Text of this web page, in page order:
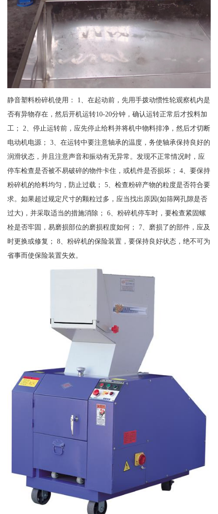
静音塑料粉碎机使用： 1、在起动前，先用手拨动惯性轮观察机内是
否有异物存在，然后开机运转10-20分钟，确认运转正常后才投料加
工； 2、停止运转前，应先停止给料并将机中物料排净，然后才切断
电动机电源； 3、在运转中要注意轴承的温度，务使轴承保持良好的
润滑状态，并且注意声音和振动有无异常。发现不正常情况时，应
停车检查是否被不易破碎的物件卡住，或机件是否损坏； 4、要保持
粉碎机的给料均匀，防止过载； 5、检查粉碎产物的粒度是否符合要
求。如果超过规定尺寸的颗粒过多，应当找出原因(如筛网孔隙是否
过大)，并采取适当的措施消除； 6、粉碎机停车时，要检查紧固螺
栓是否牢固，易磨损部位的磨损程度如何； 7、磨损了的部件，应及
时更换或修复； 8、粉碎机的保险装置，要保持良好状态，绝不可为
省事而使保险装置失效。